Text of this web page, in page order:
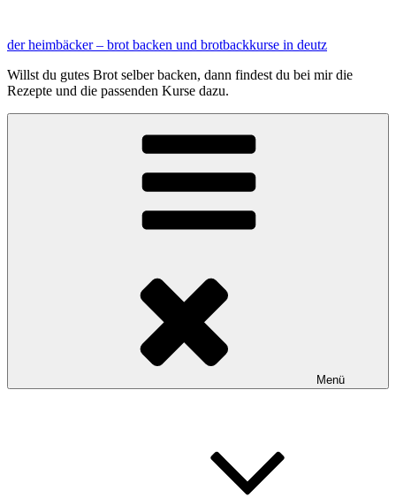
springen
der heimbäcker – brot backen und brotbackkurse in deutz
Willst du gutes Brot selber backen, dann findest du bei mir die
Rezepte und die passenden Kurse dazu.
Menü